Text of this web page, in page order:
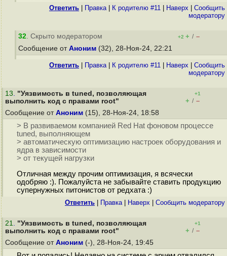
Ответить Правка| К родителю #11 Наверх
Cообщить
модератору
32. Скрыто модератором +2 + / –
Сообщение от Аноним (32), 28-Ноя-24, 22:21
Ответить Правка| К родителю #11 Наверх
Cообщить
модератору
13. "Уязвимость в tuned, позволяющая
выполнить код с правами root"
+1
+ / –
Сообщение от Аноним (15), 28-Ноя-24, 18:58
> В развиваемом компанией Red Hat фоновом процессе
tuned, выполняющем
> автоматическую оптимизацию настроек оборудования и
ядра в зависимости
> от текущей нагрузки
Отличная между прочим оптимизация, я всячески
одобряю :). Пожалуйста не забывайте ставить продукцию
супернужных питонистов от редхата :)
Ответить Правка| Наверх Cообщить модератору
21. "Уязвимость в tuned, позволяющая
выполнить код с правами root"
+1
+ / –
Сообщение от Аноним (-), 28-Ноя-24, 19:45